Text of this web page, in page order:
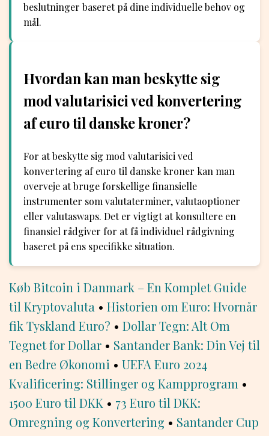
beslutninger baseret på dine individuelle behov og
mål.
Hvordan kan man beskytte sig
mod valutarisici ved konvertering
af euro til danske kroner?
For at beskytte sig mod valutarisici ved
konvertering af euro til danske kroner kan man
overveje at bruge forskellige finansielle
instrumenter som valutaterminer, valutaoptioner
eller valutaswaps. Det er vigtigt at konsultere en
finansiel rådgiver for at få individuel rådgivning
baseret på ens specifikke situation.
Køb Bitcoin i Danmark – En Komplet Guide
til Kryptovaluta • Historien om Euro: Hvornår
fik Tyskland Euro? • Dollar Tegn: Alt Om
Tegnet for Dollar • Santander Bank: Din Vej til
en Bedre Økonomi • UEFA Euro 2024
Kvalificering: Stillinger og Kampprogram •
1500 Euro til DKK • 73 Euro til DKK:
Omregning og Konvertering • Santander Cup